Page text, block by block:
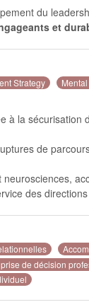
du
et
Strategy
à la sécurisation
de
des
de décision